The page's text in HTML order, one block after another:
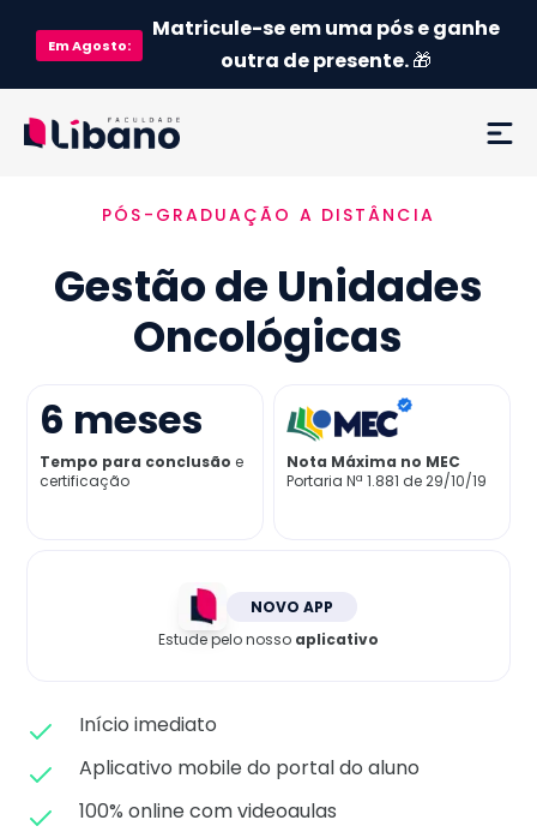
EmAgosto:
Matricule-se em uma pós e ganhe
outra de presente.🎁
Ementa
Como funciona
Credenciamento MEC
Preço
Já sou aluno
PÓS-GRADUAÇÃO A DISTÂNCIA
Gestão de Unidades
Oncológicas
6 meses
Tempo para conclusão e
certificação
Nota Máxima no MEC
Portaria Nª 1.881 de 29/10/19
NOVO APP
Estude pelo nosso aplicativo
Início imediato
Aplicativo mobile do portal do aluno
100% online com videoaulas